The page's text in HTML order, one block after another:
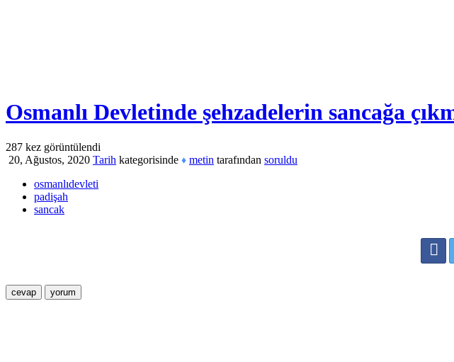
Osmanlı Devletinde şehzadelerin sancağa
287 kez görüntülendi
20, Ağustos, 2020 Tarih kategorisinde ♦ metin tarafından soruldu
osmanlıdevleti
padişah
sancak